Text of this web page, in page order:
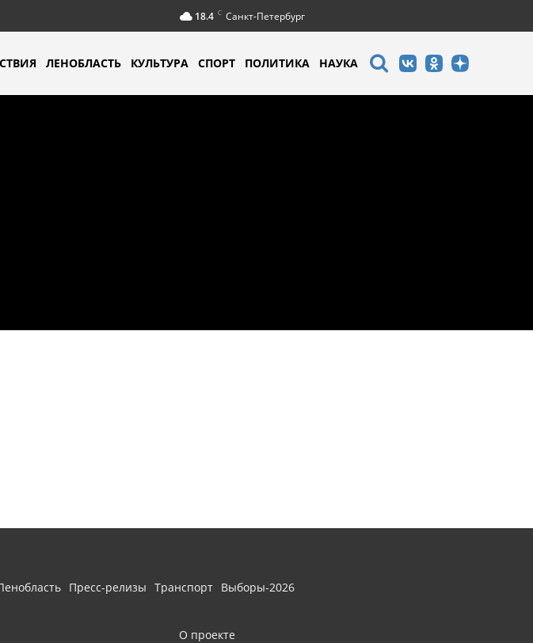
18.4 C Санкт-Петербург
ЛЕНОБЛАСТЬ КУЛЬТУРА СПОРТ ПОЛИТИКА НАУКА
Пресс-релизы Транспорт Выборы-2026
О проекте